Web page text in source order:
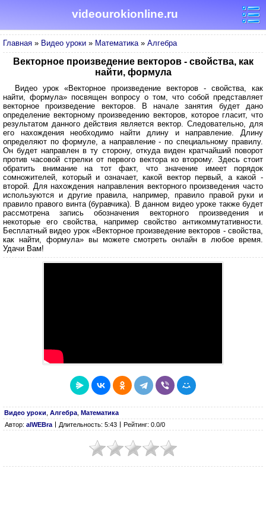
videourokionline.ru
Главная » Видео уроки » Математика» Алгебра
Векторное произведение векторов - свойства, как
найти, формула
Видео урок «Векторное произведение векторов - свойства, как
найти, формула» посвящен вопросу о том, что собой представляет
векторное произведение векторов. В начале занятия будет дано
определение векторному произведению векторов, которое гласит, что
результатом данного действия является вектор. Следовательно, для
его нахождения необходимо найти длину и направление. Длину
определяют по формуле, а направление - по специальному правилу.
Он будет направлен в ту сторону, откуда виден кратчайший поворот
против часовой стрелки от первого вектора ко второму. Здесь стоит
обратить внимание на тот факт, что значение имеет порядок
сомножителей, который и означает, какой вектор первый, а какой -
второй. Для нахождения направления векторного произведения часто
используются и другие правила, например, правило правой руки и
правило правого винта (буравчика). В данном видео уроке также будет
рассмотрена запись обозначения векторного произведения и
некоторые его свойства, например свойство антикоммутативности.
Бесплатный видео урок «Векторное произведение векторов - свойства,
как найти, формула» вы можете смотреть онлайн в любое время.
Удачи Вам!
Видео уроки Алгебра Математика
Автор: alWEBra Длительность: 5:43 Рейтинг: 0.0/0